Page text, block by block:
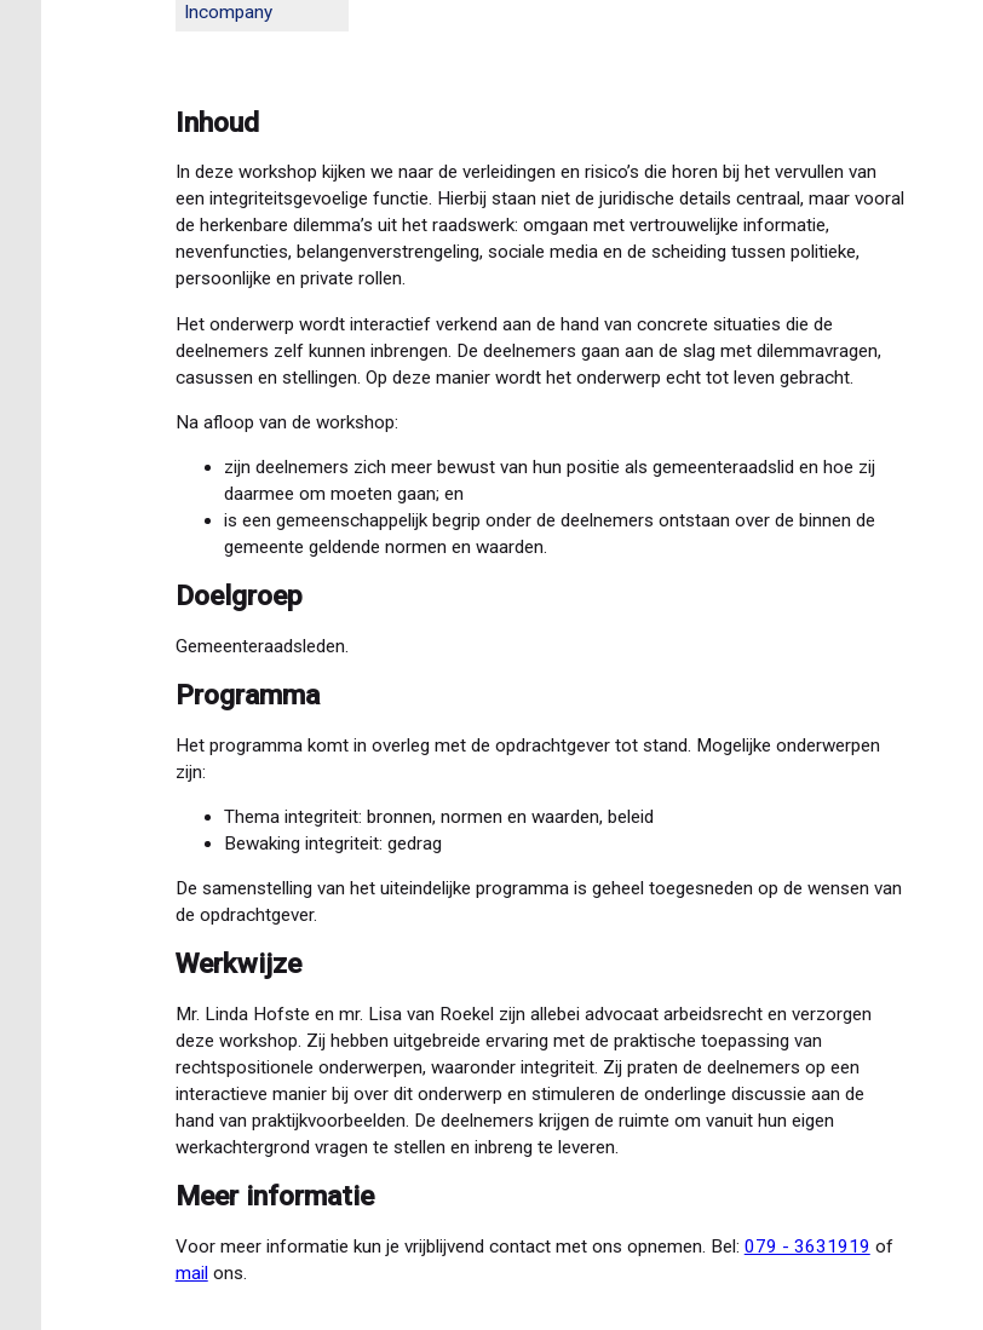
Incompany
Inhoud
In deze workshop kijken we naar de verleidingen en risico’s die horen bij het vervullen van
een integriteitsgevoelige functie. Hierbij staan niet de juridische details centraal, maar vooral
de herkenbare dilemma’s uit het raadswerk: omgaan met vertrouwelijke informatie,
nevenfuncties, belangenverstrengeling, sociale media en de scheiding tussen politieke,
persoonlijke en private rollen.
Het onderwerp wordt interactief verkend aan de hand van concrete situaties die de
deelnemers zelf kunnen inbrengen. De deelnemers gaan aan de slag met dilemmavragen,
casussen en stellingen. Op deze manier wordt het onderwerp echt tot leven gebracht.
Na afloop van de workshop:
zijn deelnemers zich meer bewust van hun positie als gemeenteraadslid en hoe zij
daarmee om moeten gaan; en
is een gemeenschappelijk begrip onder de deelnemers ontstaan over de binnen de
gemeente geldende normen en waarden.
Doelgroep
Gemeenteraadsleden.
Programma
Het programma komt in overleg met de opdrachtgever tot stand. Mogelijke onderwerpen
zijn:
Thema integriteit: bronnen, normen en waarden, beleid
Bewaking integriteit: gedrag
De samenstelling van het uiteindelijke programma is geheel toegesneden op de wensen van
de opdrachtgever.
Werkwijze
Mr. Linda Hofste en mr. Lisa van Roekel zijn allebei advocaat arbeidsrecht en verzorgen
deze workshop. Zij hebben uitgebreide ervaring met de praktische toepassing van
rechtspositionele onderwerpen, waaronder integriteit. Zij praten de deelnemers op een
interactieve manier bij over dit onderwerp en stimuleren de onderlinge discussie aan de
hand van praktijkvoorbeelden. De deelnemers krijgen de ruimte om vanuit hun eigen
werkachtergrond vragen te stellen en inbreng te leveren.
Meer informatie
Voor meer informatie kun je vrijblijvend contact met ons opnemen. Bel: 079 - 3631919 of
mailons.